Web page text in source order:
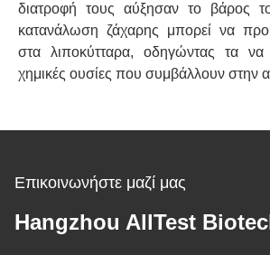
διατροφή τους αύξησαν το βάρος
κατανάλωση ζάχαρης μπορεί να
στα λιποκύτταρα, οδηγώντας τα
χημικές ουσίες που συμβάλλουν στην
Επικοινωνήστε μαζί μας
Hangzhou AllTest